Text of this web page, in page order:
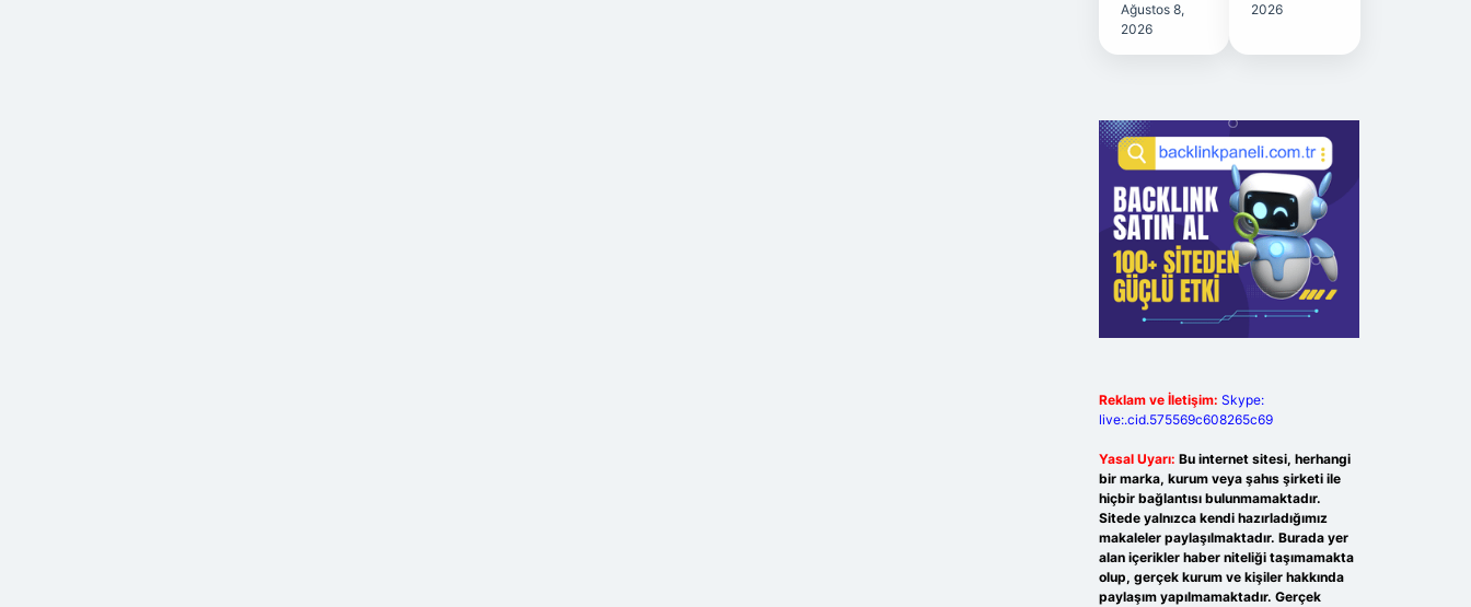
Ağustos 8,
2026
2026
Reklam ve İletişim: Skype:
live:.cid.575569c608265c69
Yasal Uyarı: Bu internet sitesi, herhangi
bir marka, kurum veya şahıs şirketi ile
hiçbir bağlantısı bulunmamaktadır.
Sitede yalnızca kendi hazırladığımız
makaleler paylaşılmaktadır. Burada yer
alan içerikler haber niteliği taşımamakta
olup, gerçek kurum ve kişiler hakkında
paylaşım yapılmamaktadır. Gerçek